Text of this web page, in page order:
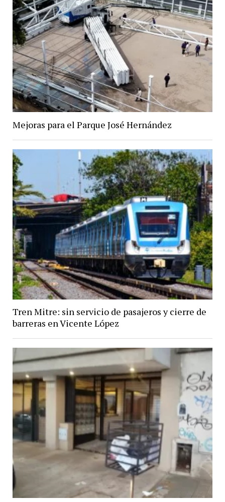
Mejoras para el Parque José Hernández
Tren Mitre: sin servicio de pasajeros y cierre de
barreras en Vicente López